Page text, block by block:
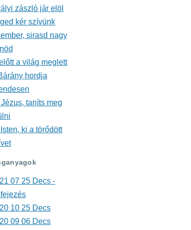
zászló jár elöl
kér szívünk
sirasd nagy
a világ meglett
hordja
taníts meg
ki a törődött
07 25 Decs -
10 25 Decs
09 06 Decs